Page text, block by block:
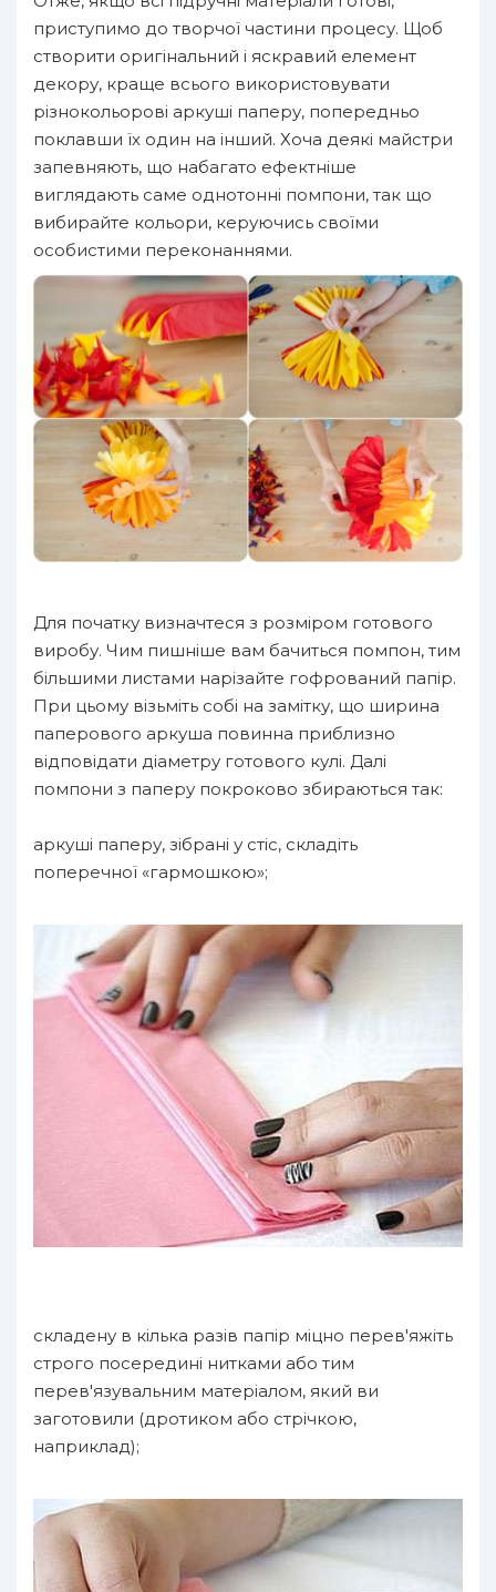
приступимо до творчої частини процесу. Щоб
створити оригінальний і яскравий елемент
декору, краще всього використовувати
різнокольорові аркуші паперу, попередньо
поклавши їх один на інший. Хоча деякі майстри
запевняють, що набагато ефектніше
виглядають саме однотонні помпони, так що
вибирайте кольори, керуючись своїми
особистими переконаннями.
Для початку визначтеся з розміром готового
виробу. Чим пишніше вам бачиться помпон, тим
більшими листами нарізайте гофрований папір.
При цьому візьміть собі на замітку, що ширина
паперового аркуша повинна приблизно
відповідати діаметру готового кулі. Далі
помпони з паперу покроково збираються так:
аркуші паперу, зібрані у стіс, складіть
поперечної «гармошкою»;
складену в кілька разів папір міцно перев'яжіть
строго посередині нитками або тим
перев'язувальним матеріалом, який ви
заготовили (дротиком або стрічкою,
наприклад);